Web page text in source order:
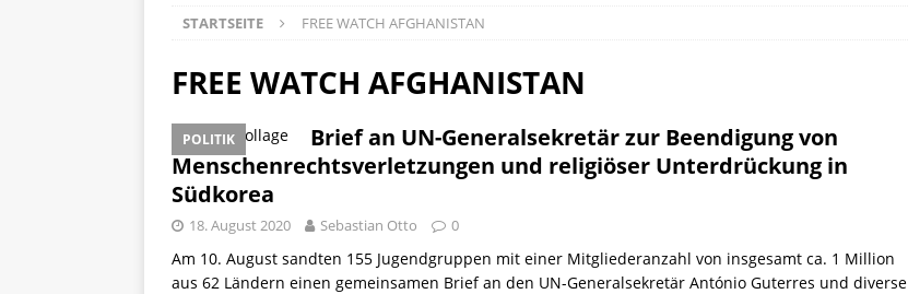
STARTSEITE FREE WATCH AFGHANISTAN
FREE WATCH AFGHANISTAN
POLITIK
Brief an UN-Generalsekretär zur Beendigung von
Menschenrechtsverletzungen und religiöser Unterdrückung in
Südkorea
18. August 2020 Sebastian Otto 0
Am 10. August sandten 155 Jugendgruppen mit einer Mitgliederanzahl von insgesamt ca. 1 Million
aus 62 Ländern einen gemeinsamen Brief an den UN-Generalsekretär António Guterres und diverse